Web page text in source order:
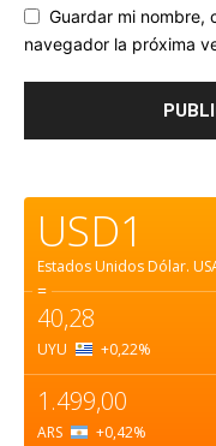
Guardar mi nombre,
navegador la próxima
USD1
Estados Unidos Dólar.
=
40,28
UYU +0,22%
1.499,00
ARS +0,42%